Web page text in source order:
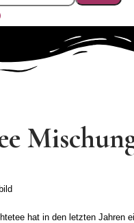
hat in den letzten Jahren